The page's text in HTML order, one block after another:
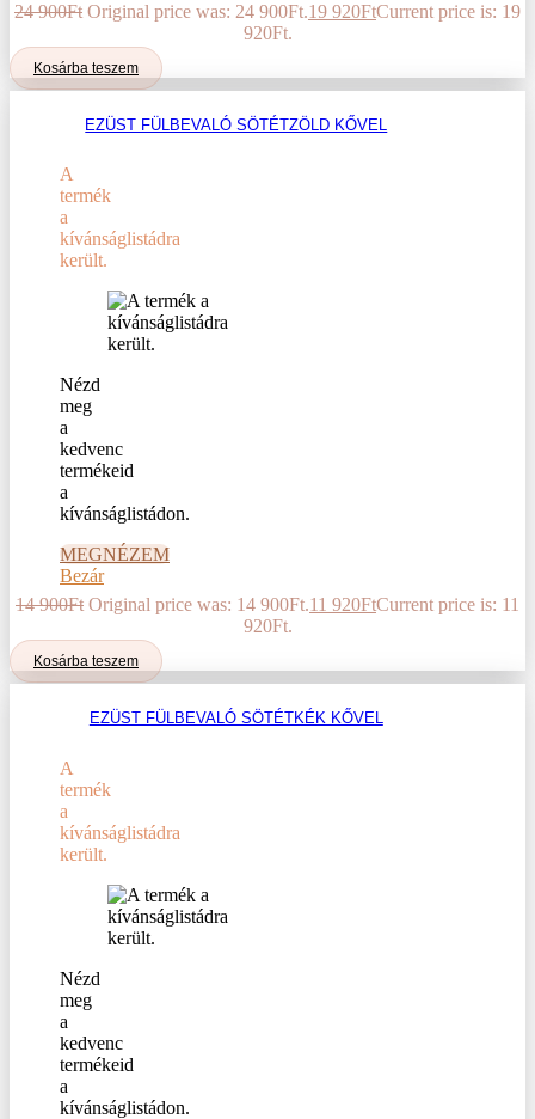
24 900Ft Original price was: 24 900Ft.19 920FtCurrent price is: 19
920Ft.
Kosárba teszem
EZÜST FÜLBEVALÓ SÖTÉTZÖLD KŐVEL
A
termék
a
kívánságlistádra
került.
Nézd
meg
a
kedvenc
termékeid
a
kívánságlistádon.
MEGNÉZEM
Bezár
14 900Ft Original price was: 14 900Ft.11 920FtCurrent price is: 11
920Ft.
Kosárba teszem
EZÜST FÜLBEVALÓ SÖTÉTKÉK KŐVEL
A
termék
a
kívánságlistádra
került.
Nézd
meg
a
kedvenc
termékeid
a
kívánságlistádon.